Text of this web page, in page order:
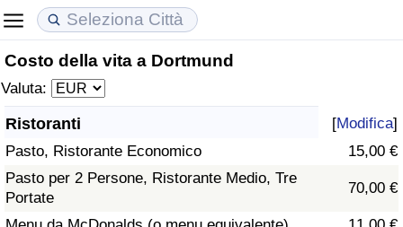
Costo della vita a Dortmund
Valuta:
Ristoranti [Modifica]
Pasto, Ristorante Economico
15,00 €
Pasto per 2 Persone, Ristorante Medio, Tre
Portate
70,00 €
Costo della vita
Indice Del Costo Della Vita (corrente)
Indice Del Costo Della Vita
Indice del Costo della Vita per Nazione
Prezzi degli immobili
Indice del Prezzo delle Case (Corrente)
Indice del Prezzo delle Case
Indice del Prezzo delle Case per Nazione
Qualità della Vita
Indice della Qualità della Vita
Indice della Qualità della Vita (Corrente)
Indice della qualità della vita per Paese